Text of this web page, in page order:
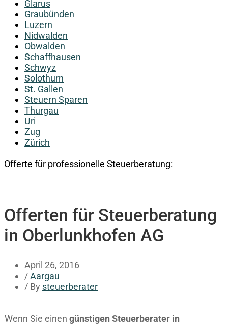
Glarus
Graubünden
Luzern
Nidwalden
Obwalden
Schaffhausen
Schwyz
Solothurn
St. Gallen
Steuern Sparen
Thurgau
Uri
Zug
Zürich
Offerte für professionelle Steuerberatung:
Offerten für Steuerberatung
in Oberlunkhofen AG
April 26, 2016
/Aargau
/ By steuerberater
Wenn Sie einen günstigen Steuerberater in